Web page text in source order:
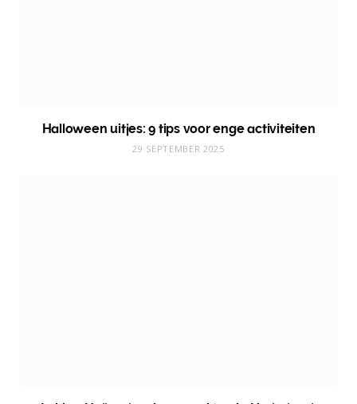
Halloween uitjes: 9 tips voor enge activiteiten
29 SEPTEMBER 2025